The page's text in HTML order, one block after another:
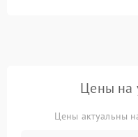
Цены на
Цены актуальны